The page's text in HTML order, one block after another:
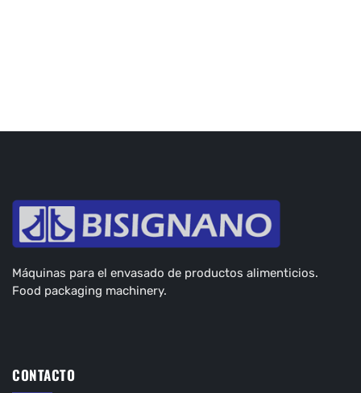
Máquinas para el envasado de productos alimenticios.
Food packaging machinery.
CONTACTO